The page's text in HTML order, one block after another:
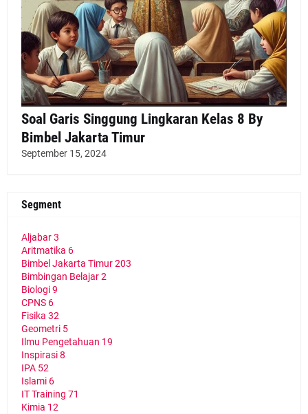
Soal Garis Singgung Lingkaran Kelas 8 By
Bimbel Jakarta Timur
September 15, 2024
Segment
Aljabar3
Aritmatika 6
Bimbel Jakarta Timur203
Bimbingan Belajar2
Biologi9
CPNS 6
Fisika 32
Geometri 5
Ilmu Pengetahuan 19
Inspirasi8
IPA 52
Islami 6
IT Training 71
Kimia 12